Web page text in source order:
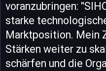
voranzubringen:
starke
Marktposition. Mein
Stärken weiter zu
schärfen und die